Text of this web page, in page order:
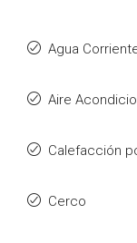
Agua
Aire
Calefacción
Cerco